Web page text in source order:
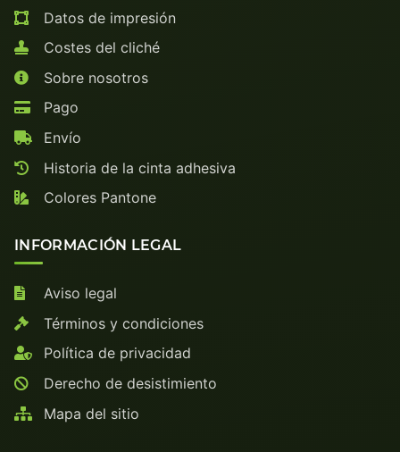
Datos de impresión
Costes del cliché
Sobre nosotros
Pago
Envío
Historia de la cinta adhesiva
Colores Pantone
INFORMACIÓN LEGAL
Aviso legal
Términos y condiciones
Política de privacidad
Derecho de desistimiento
Mapa del sitio